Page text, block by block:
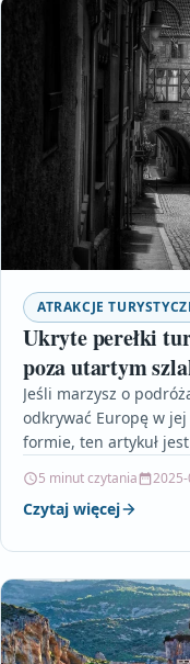
ATRAKCJE
Ukryte perełki
poza utartym
Jeśli marzysz o
odkrywać Europę w
formie, ten artykuł
5 minut czytania
Czytaj więcej